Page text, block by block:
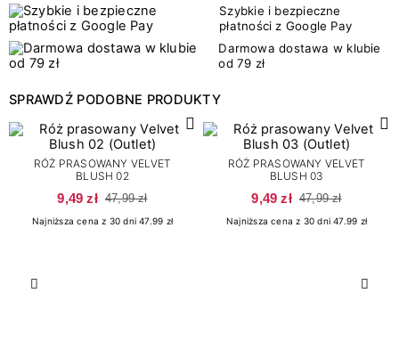
Szybkie i bezpieczne
płatności z Google Pay
Darmowa dostawa w klubie
od 79 zł
SPRAWDŹ PODOBNE PRODUKTY
Poprzedni
RÓŻ PRASOWANY VELVET
BLUSH 02
9,49 zł 47,99 zł
Najniższa cena z 30 dni 47.99 zł
RÓŻ PRASOWANY VELVET
BLUSH 03
9,49 zł 47,99 zł
Najniższa cena z 30 dni 47.99 zł